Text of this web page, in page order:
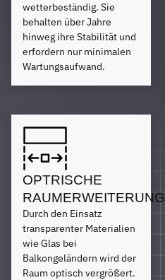
wetterbeständig. Sie
behalten über Jahre
hinweg ihre Stabilität und
erfordern nur minimalen
Wartungsaufwand.
OPTRISCHE
RAUMERWEITERUNG
Durch den Einsatz
transparenter Materialien
wie Glas bei
Balkongeländern wird der
Raum optisch vergrößert.